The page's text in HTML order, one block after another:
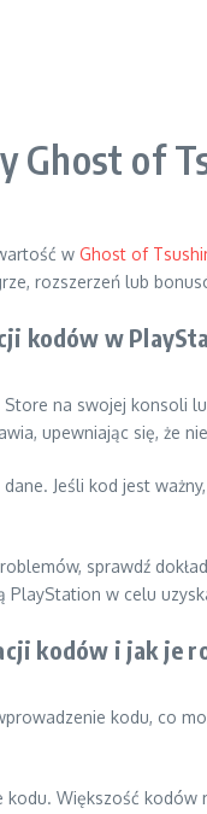
Ghost of
w Ghost of
rozszerzeń lub
kodów w
na swojej konsoli
upewniając się, że
Jeśli kod jest
sprawdź
w celu
kodów i jak je
kodu, co
Większość kodów